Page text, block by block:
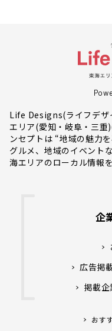
Life Designs(ライフデザ
エリア(愛知・岐阜・三重
ンセプトは “地域の魅力
グルメ、地域のイベント
海エリアのローカル情報
企
広告掲
掲載
おす